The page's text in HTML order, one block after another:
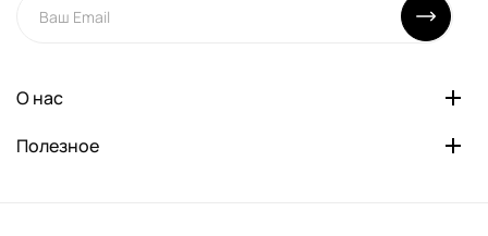
О нас
Полезное